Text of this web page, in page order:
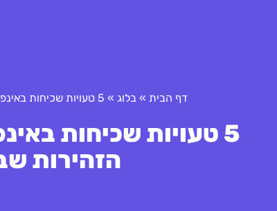
דף הבית » בלוג » 5 טעויות שכיחות באינפלציה במשק הישראלי ומהם כללי הזהירות שבעטיין יש להימנע מהן
5 טעויות שכיחות
הזהירות